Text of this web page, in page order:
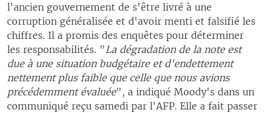
l'ancien gouvernement de s'être livré à une
corruption généralisée et d'avoir menti et falsifié les
chiffres. Il a promis des enquêtes pour déterminer
les responsabilités. " La dégradation de la note est
due à une situation budgétaire et d'endettement
nettement plus faible que celle que nous avions
précédemment évaluée", a indiqué Moody's dans un
communiqué reçu samedi par l'AFP. Elle a fait passer